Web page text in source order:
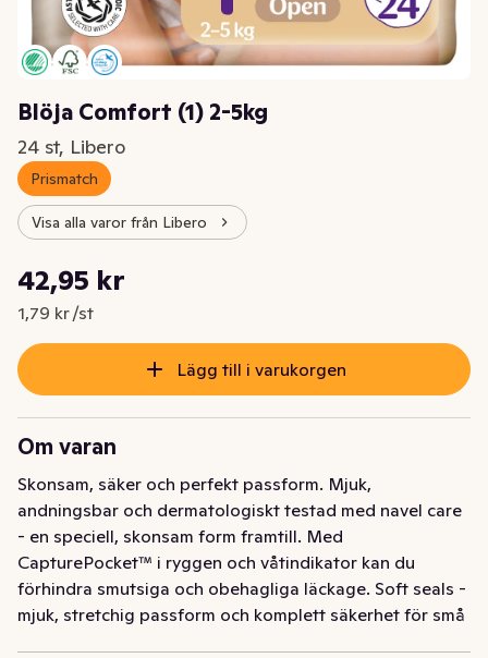
Blöja Comfort (1) 2-5kg
24 st, Libero
Prismatch
Visa alla varor från Libero
Nuvarande pris är: 42,95 kr
42,95 kr
1,79 kr /st
Styckpris: 1,79 kr /st
Lägg till i varukorgen
Om varan
Skonsam, säker och perfekt passform. Mjuk,
andningsbar och dermatologiskt testad med navel care
- en speciell, skonsam form framtill. Med
CapturePocket™ i ryggen och våtindikator kan du
förhindra smutsiga och obehagliga läckage. Soft seals -
mjuk, stretchig passform och komplett säkerhet för små